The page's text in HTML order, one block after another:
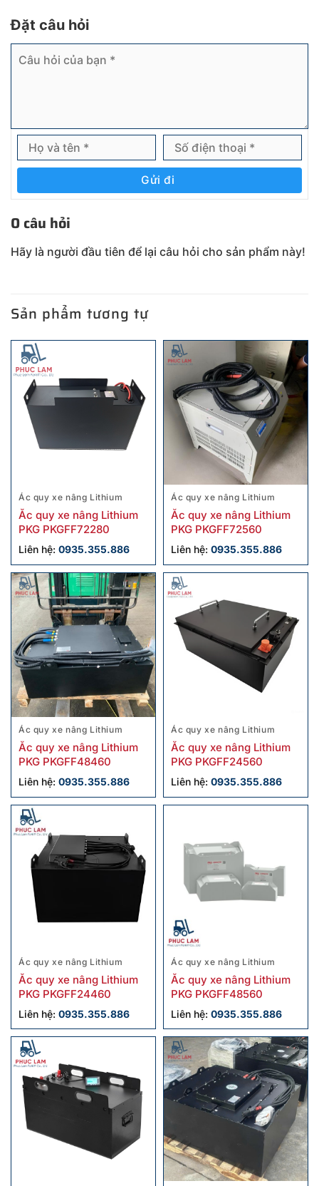
Đặt câu hỏi
Gửi đi
0 câu hỏi
Hãy là người đầu tiên để lại câu hỏi cho sản phẩm này!
Sản phẩm tương tự
Ác quy xe nâng Lithium
Ắc quy xe nâng Lithium
PKG PKGFF72280
Liên hệ: 0935.355.886
Ác quy xe nâng Lithium
Ẵc quy xe nâng Lithium
PKG PKGFF72560
Liên hệ: 0935.355.886
Ác quy xe nâng Lithium
Ắc quy xe nâng Lithium
PKG PKGFF48460
Liên hệ: 0935.355.886
Ác quy xe nâng Lithium
Ắc quy xe nâng Lithium
PKG PKGFF24560
Liên hệ: 0935.355.886
Ác quy xe nâng Lithium
Ắc quy xe nâng Lithium
PKG PKGFF24460
Liên hệ: 0935.355.886
Ác quy xe nâng Lithium
Ắc quy xe nâng Lithium
PKG PKGFF48560
Liên hệ: 0935.355.886